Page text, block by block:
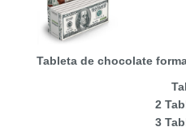
Tableta de chocolate
2
3